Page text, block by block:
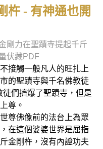
杵 - 有神通也開
剛力在聖蹟寺提起千斤
伏藏PDF
接觸一般凡人的旺扎上
的聖蹟寺與千名佛教徒
們擠爆了聖蹟寺，但是
尊。
尊佛像前的法台上為眾
在這個娑婆世界是屈指
金剛杵，沒有內證功夫